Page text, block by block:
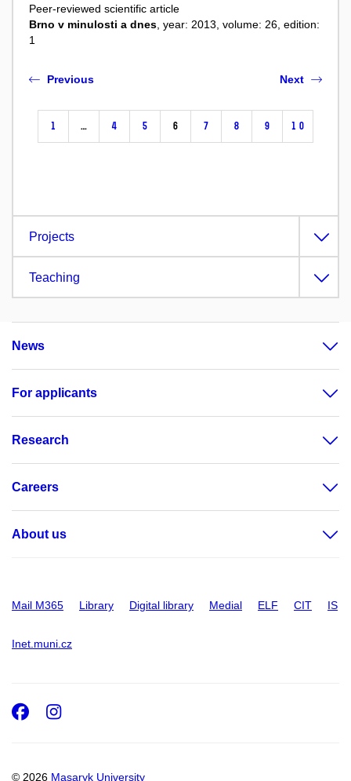
Peer-reviewed scientific article
Brno v minulosti a dnes , year: 2013, volume: 26, edition:
1
Previous
1 … 4 5 6 7 8 9 10
Next
Projects
Teaching
News
For applicants
Research
Careers
About us
Mail M365 Library Digital library Medial ELF CIT IS
Inet.muni.cz
© 2026 Masaryk University
Facebook
Instagram